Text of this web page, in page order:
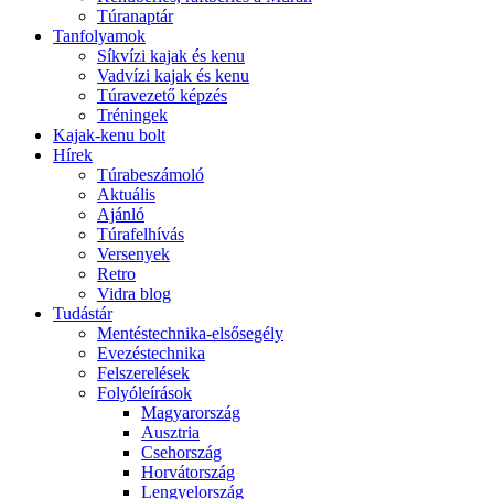
Túranaptár
Tanfolyamok
Síkvízi kajak és kenu
Vadvízi kajak és kenu
Túravezető képzés
Tréningek
Kajak-kenu bolt
Hírek
Túrabeszámoló
Aktuális
Ajánló
Túrafelhívás
Versenyek
Retro
Vidra blog
Tudástár
Mentéstechnika-elsősegély
Evezéstechnika
Felszerelések
Folyóleírások
Magyarország
Ausztria
Csehország
Horvátország
Lengyelország